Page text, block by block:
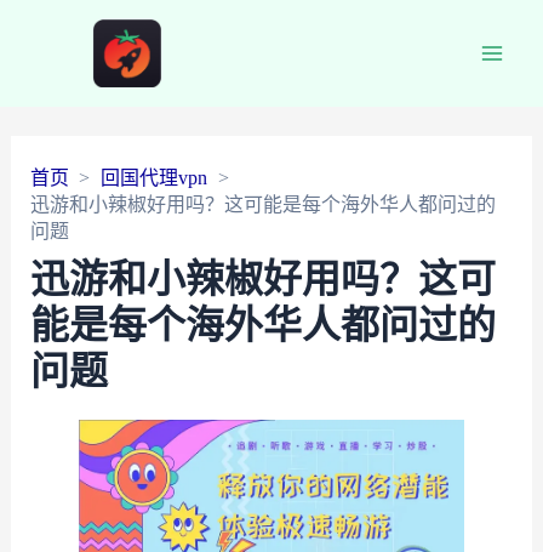
首页
回国代理vpn
迅游和小辣椒好用吗？这可能是每个海外华人都问过的
问题
迅游和小辣椒好用吗？这可
能是每个海外华人都问过的
问题